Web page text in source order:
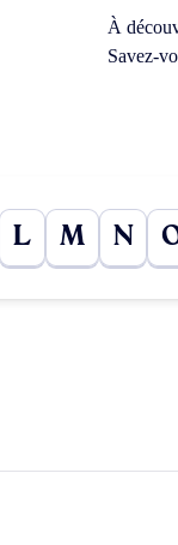
À
Savez-
L M N